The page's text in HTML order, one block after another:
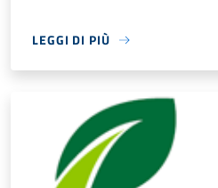
LEGGI DI PIÙ